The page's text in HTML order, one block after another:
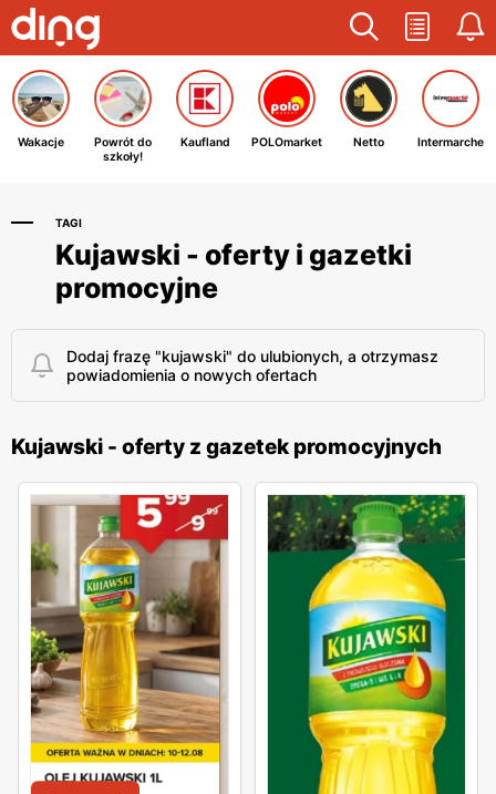
Wakacje
Powrót do
szkoły!
Kaufland POLOmarket Netto Intermarche
TAGI
Kujawski - oferty i gazetki
promocyjne
Dodaj frazę "kujawski" do ulubionych, a otrzymasz
powiadomienia o nowych ofertach
Kujawski - oferty z gazetek promocyjnych